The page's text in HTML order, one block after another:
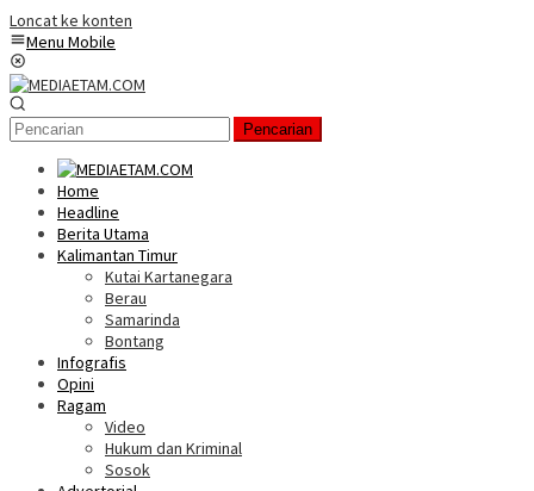
Loncat ke konten
Menu Mobile
Pencarian
Home
Headline
Berita Utama
Kalimantan Timur
Kutai Kartanegara
Berau
Samarinda
Bontang
Infografis
Opini
Ragam
Video
Hukum dan Kriminal
Sosok